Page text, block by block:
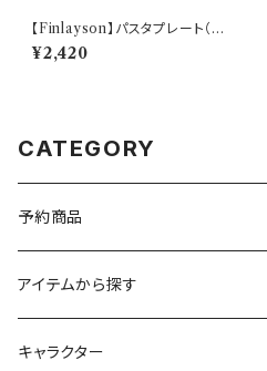
【Finlayson】パスタプレート（レ
ッド）【コロナ】
¥2,420
CATEGORY
予約商品
アイテムから探す
九谷焼
キャラクター